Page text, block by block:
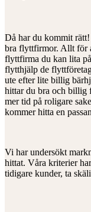
Då har du kommit
bra flyttfirmor. Allt för
flyttfirma du kan lita
flytthjälp de
ute efter lite billig
hittar du bra och billig
mer tid på roligare
kommer hitta en
Vi har undersökt
hittat. Våra kriterier
tidigare kunder, ta